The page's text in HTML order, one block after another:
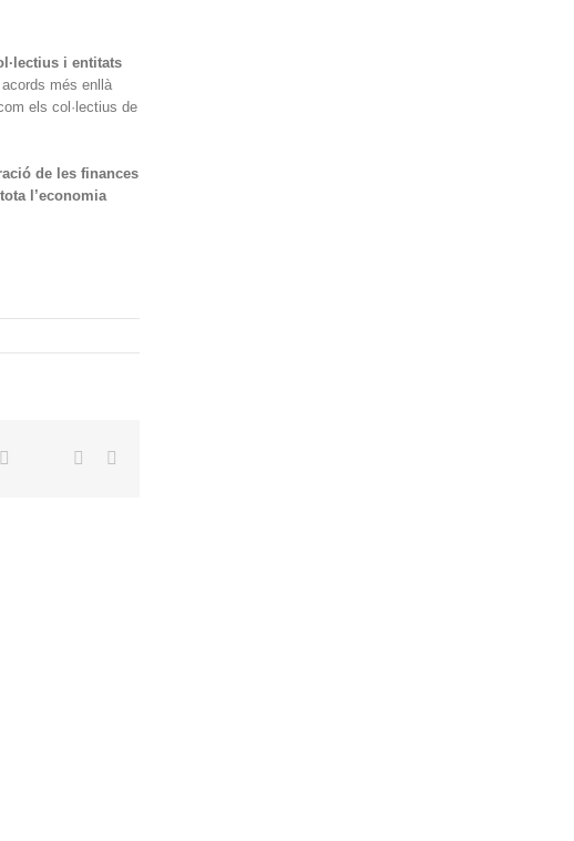
i entitats
acords més enllà
els col·lectius de
de les finances
tota l’economia
Facebook
TwitterLinkedin